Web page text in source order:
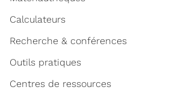
Calculateurs
Recherche & conférences
Outils pratiques
Centres de ressources